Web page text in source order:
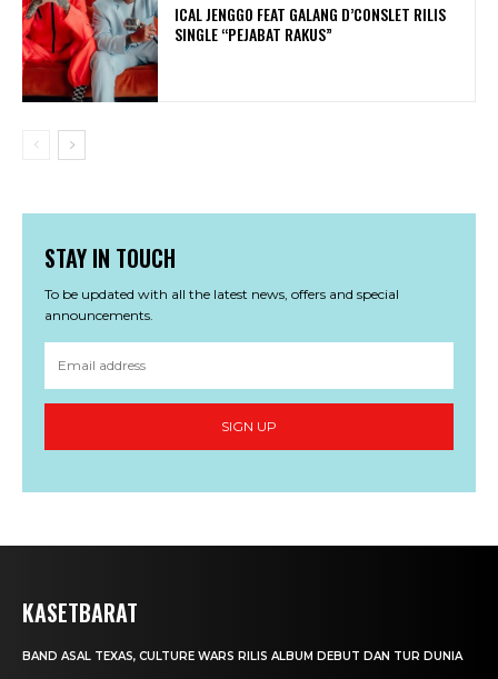
ICAL JENGGO FEAT GALANG D’CONSLET RILIS
SINGLE “PEJABAT RAKUS”
STAY IN TOUCH
To be updated with all the latest news, offers and special
announcements.
SIGN UP
KASETBARAT
BAND ASAL TEXAS, CULTURE WARS RILIS ALBUM DEBUT DAN TUR DUNIA